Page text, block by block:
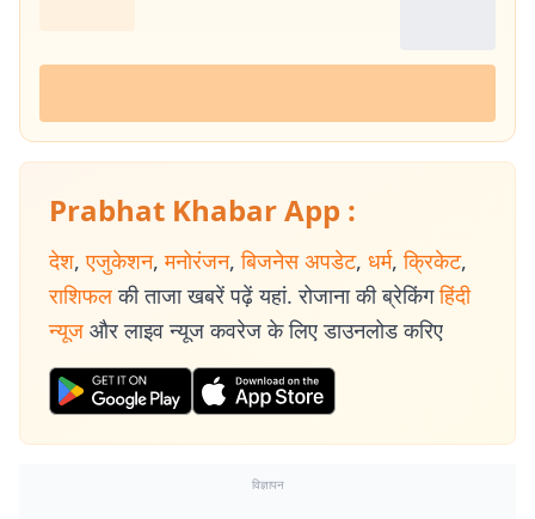
Prabhat Khabar App :
देश, एजुकेशन, मनोरंजन, बिजनेस अपडेट, धर्म, क्रिकेट,
राशिफल की ताजा खबरें पढ़ें यहां. रोजाना की ब्रेकिंग हिंदी
न्यूज और लाइव न्यूज कवरेज के लिए डाउनलोड करिए
विज्ञापन